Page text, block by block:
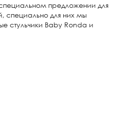
предложении для
специально для них мы
стульчики Baby Ronda и